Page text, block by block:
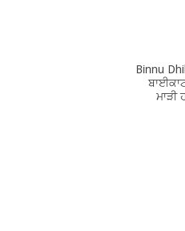
Binnu
ਮਾੜੀ